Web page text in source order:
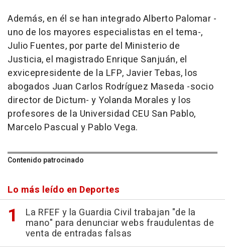
Además, en él se han integrado Alberto Palomar -
uno de los mayores especialistas en el tema-,
Julio Fuentes, por parte del Ministerio de
Justicia, el magistrado Enrique Sanjuán, el
exvicepresidente de la LFP, Javier Tebas, los
abogados Juan Carlos Rodríguez Maseda -socio
director de Dictum- y Yolanda Morales y los
profesores de la Universidad CEU San Pablo,
Marcelo Pascual y Pablo Vega.
Contenido patrocinado
Lo más leído en Deportes
La RFEF y la Guardia Civil trabajan "de la
mano" para denunciar webs fraudulentas de
venta de entradas falsas